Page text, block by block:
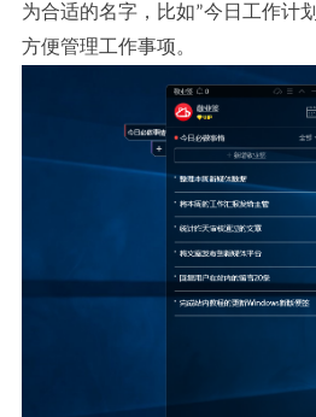
为合适的名字， 比如”今日工作计划
方便管理工作事项。